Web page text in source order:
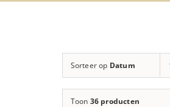
Zelf samenstellen
Sorteer op Datum
Toon 36 producten